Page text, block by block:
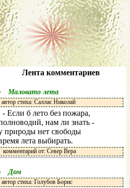
Лента комментариев
Маловато лета
автор стиха: Саллас Николай
- Если б лето без пожара,
нам ли знать -
природы нет свободы
лета выбирать.
комментарий от: Север Вера
Дом
автор стиха: Голубов Борис